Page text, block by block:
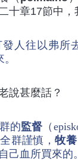
十章17節中，
人往以弗所
說甚麼話？
的監督 （
群謹慎，牧養
己血所買來的